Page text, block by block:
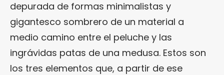
depurada de formas minimalistas y
gigantesco sombrero de un material a
medio camino entre el peluche y las
ingrávidas patas de una medusa. Estos son
los tres elementos que, a partir de ese